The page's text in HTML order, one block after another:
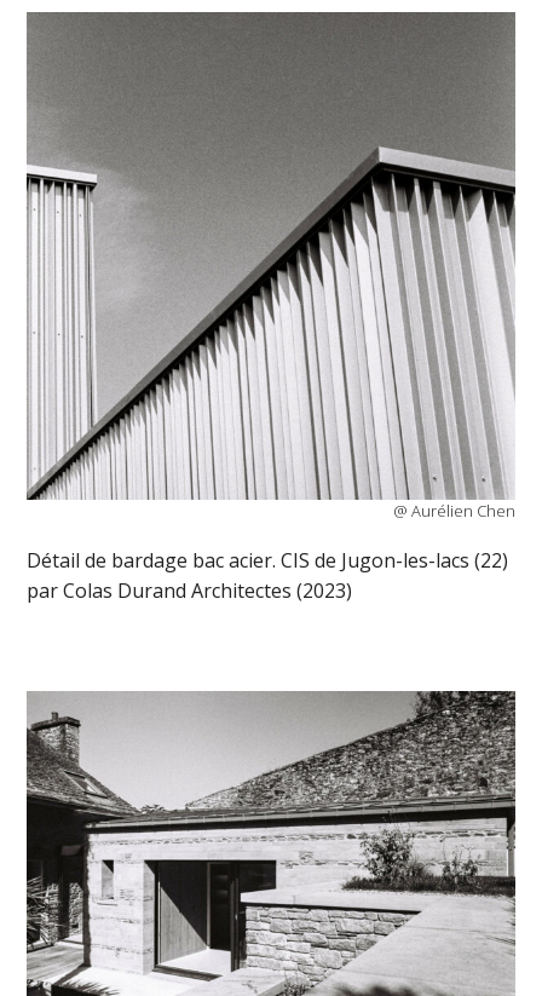
@ Aurélien Chen
Détail de bardage bac acier. CIS de Jugon-les-lacs (22)
par Colas Durand Architectes (2023)